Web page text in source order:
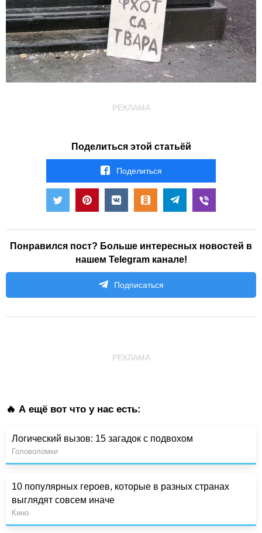
РЕКЛАМА
Поделиться этой статьёй
Поделиться
Понравился пост? Больше интересных новостей в
нашем Telegram канале!
Подписаться
РЕКЛАМА
🔥 А ещё вот что у нас есть:
Логический вызов: 15 загадок с подвохом
Головоломки
10 популярных героев, которые в разных странах
выглядят совсем иначе
Кино